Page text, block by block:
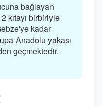
bağlayan
kıtayı birbiriyle
kadar
Anadolu yakası
geçmektedir.